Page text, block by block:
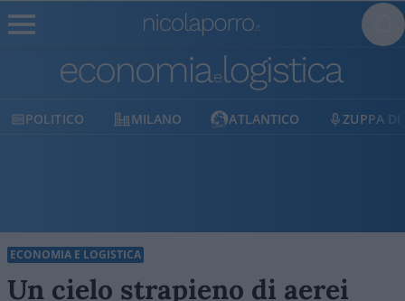
POLITICO MILANO ATLANTICO ZUPPA DI
ECONOMIA E LOGISTICA
Un cielo strapieno di aerei